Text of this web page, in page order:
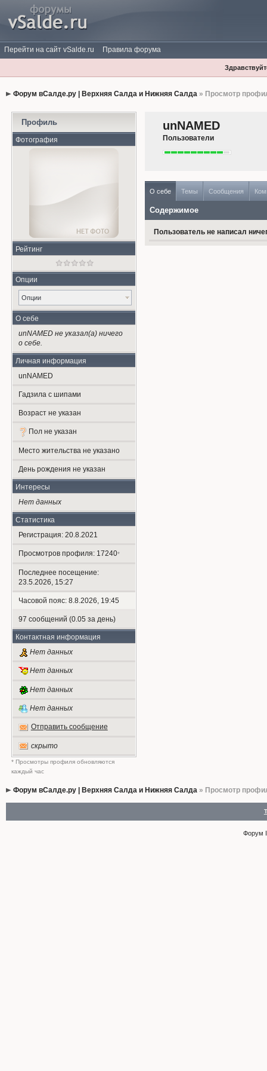
Перейти на сайт vSalde.ru Правила форума
Форум вСалде.ру | Верхняя Салда и Нижняя Салда» Просмотр
Профиль
Фотография
Рейтинг
Опции
Опции
О себе
unNAMED не указал(а) ничего
о себе.
Личная информация
unNAMED
Гадзила с шипами
Возраст не указан
Пол не указан
Место жительства не указано
День рождения не указан
Интересы
Нет данных
Статистика
Регистрация: 20.8.2021
Просмотров профиля: 17240*
Последнее посещение:
23.5.2026, 15:27
Часовой пояс: 8.8.2026, 19:45
97 сообщений (0.05 за день)
Контактная информация
Нет данных
Нет данных
Нет данных
Нет данных
Отправить сообщение
скрыто
* Просмотры профиля обновляются
каждый час
unNAMED
Пользователи
О себе Темы Сообщения
Содержимое
Пользователь не написал
Форум вСалде.ру | Верхняя Салда и Нижняя Салда» Просмотр
Форум